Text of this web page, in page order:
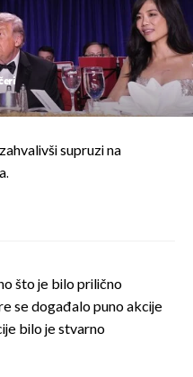
supruzi na
što je bilo prilično
se događalo puno akcije
bilo je stvarno